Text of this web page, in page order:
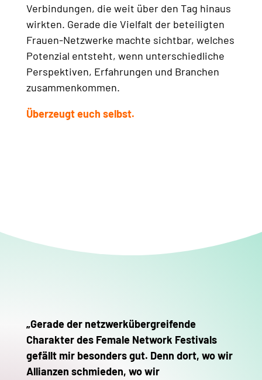
Verbindungen, die weit über den Tag hinaus
wirkten. Gerade die Vielfalt der beteiligten
Frauen-Netzwerke machte sichtbar, welches
Potenzial entsteht, wenn unterschiedliche
Perspektiven, Erfahrungen und Branchen
zusammenkommen.
Überzeugt euch selbst.
„Gerade der netzwerkübergreifende
Charakter des Female Network Festivals
gefällt mir besonders gut. Denn dort, wo wir
Allianzen schmieden, wo wir